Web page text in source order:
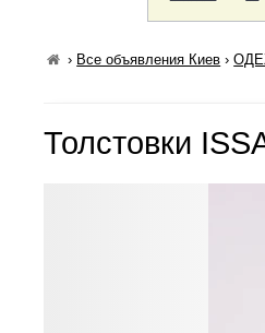
› Все объявления Киев ›
Толстовки